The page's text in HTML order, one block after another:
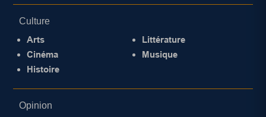
Culture
Arts
Cinéma
Histoire
Littérature
Musique
Opinion